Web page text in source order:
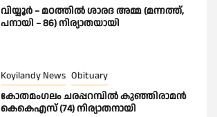
വിയ്യൂർ – മഠത്തിൽ ശാരദ അമ്മ (മന്നത്ത്,
പനായി – 86) നിര്യാതയായി
Koyilandy News Obituary
കോതമംഗലം ചരപ്പറമ്പിൽ കുഞ്ഞിരാമൻ
കെകെഎസ് (74) നിര്യാതനായി